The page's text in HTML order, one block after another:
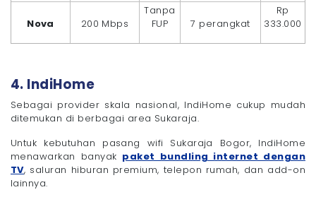
Nova 200 Mbps
Tanpa
FUP
7 perangkat
Rp
333.000
4. IndiHome
Sebagai provider skala nasional, IndiHome cukup mudah
ditemukan di berbagai area Sukaraja.
Untuk kebutuhan pasang wifi Sukaraja Bogor, IndiHome
menawarkan banyak paket bundling internet dengan
TV, saluran hiburan premium, telepon rumah, dan add-on
lainnya.